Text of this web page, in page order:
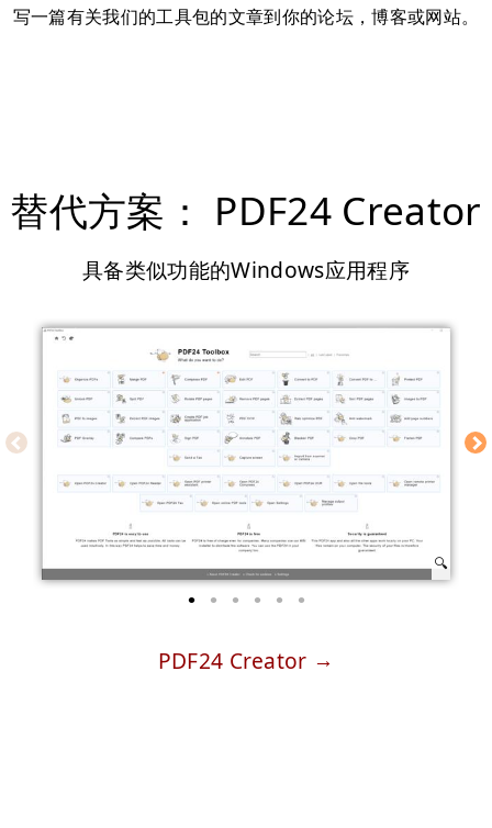
写一篇有关我们的工具包的文章到你的论坛，博客或网站。
替代方案： PDF24 Creator
具备类似功能的Windows应用程序
PDF24 Creator